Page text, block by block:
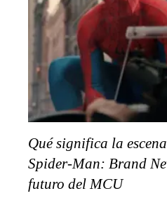
Qué significa la
Spider-Man: Brand
futuro del MCU